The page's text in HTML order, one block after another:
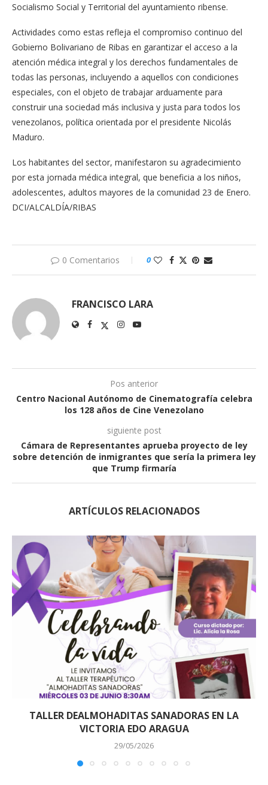
Socialismo Social y Territorial del ayuntamiento ribense.
Actividades como estas refleja el compromiso continuo del
Gobierno Bolivariano de Ribas en garantizar el acceso a la
atención médica integral y los derechos fundamentales de
todas las personas, incluyendo a aquellos con condiciones
especiales, con el objeto de trabajar arduamente para
construir una sociedad más inclusiva y justa para todos los
venezolanos, política orientada por el presidente Nicolás
Maduro.
Los habitantes del sector, manifestaron su agradecimiento
por esta jornada médica integral, que beneficia a los niños,
adolescentes, adultos mayores de la comunidad 23 de Enero.
DCI/ALCALDÍA/RIBAS
0 Comentarios 0
FRANCISCO LARA
Pos anterior
Centro Nacional Autónomo de Cinematografía celebra
los 128 años de Cine Venezolano
siguiente post
Cámara de Representantes aprueba proyecto de ley
sobre detención de inmigrantes que sería la primera ley
que Trump firmaría
ARTÍCULOS RELACIONADOS
TALLER DEALMOHADITAS SANADORAS EN LA
VICTORIA EDO ARAGUA
29/05/2026